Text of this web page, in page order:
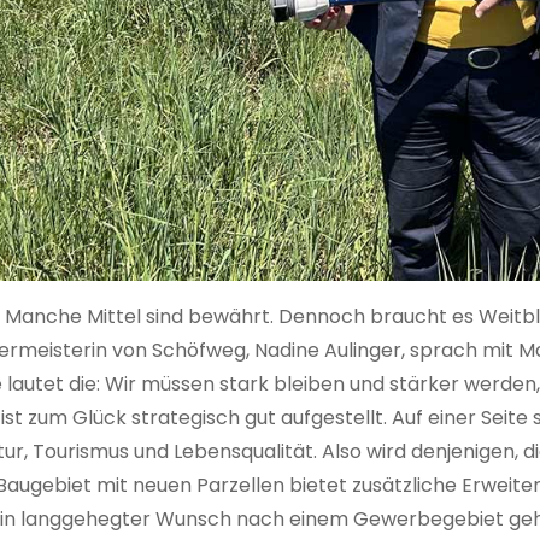
Manche Mittel sind bewährt. Dennoch braucht es
von Schöfweg, Nadine Aulinger, sprach mit
lautet die: Wir müssen stark bleiben und stärker
zum Glück strategisch gut aufgestellt. Auf einer
Tourismus und Lebensqualität. Also wird denjenigen,
mit neuen Parzellen bietet zusätzliche
langgehegter Wunsch nach einem Gewerbegebiet